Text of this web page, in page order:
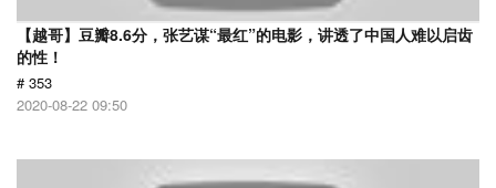
【越哥】豆瓣8.6分，张艺谋“最红”的电影，讲透了中国人难以启齿
的性！
# 353
2020-08-22 09:50